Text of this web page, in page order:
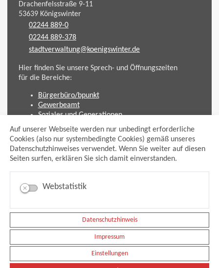
Auf unserer Webseite werden nur unbedingt erforderliche
Cookies (also nur systembedingte Cookies) gemäß unseres
Datenschutzhinweises verwendet. Wenn Sie weiter auf diesen
Seiten surfen, erklären Sie sich damit einverstanden.
Webstatistik
Datenschutzhinweis
Impressum
Einstellungen
Drachenfelsstraße 9-11
53639Königswinter
02244 889-0
02244 889-378
stadtverwaltung@koenigswinter.de
Hier finden Sie unsere Sprech- und Öffnungszeiten
für die Bereiche:
Bürgerbüro/bpunkt
Gewerbeamt
Soziales und Generationen
Standesamt
Friedhofsverwaltung
Planen und Bauen (Bauamt)
Impressum
Datenschutzhinweis
Anmelden
Facebook
xing
Newsfeed Ausschreibungen
Newsfeed Bekanntmachungen
Erklärung Barrierefreiheit